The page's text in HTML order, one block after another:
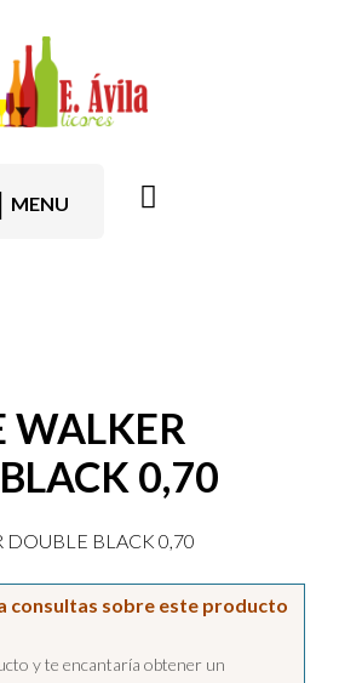
MENU
WALKER
0,70
DOUBLE BLACK 0,70
consultas sobre este producto
y te encantaría obtener un